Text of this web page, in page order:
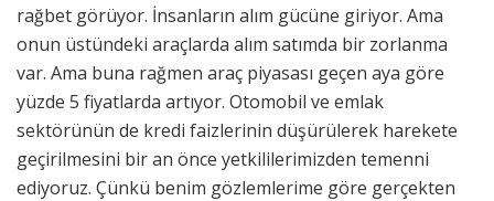
rağbet görüyor. İnsanların alım gücüne giriyor. Ama
onun üstündeki araçlarda alım satımda bir zorlanma
var. Ama buna rağmen araç piyasası geçen aya göre
yüzde 5 fiyatlarda artıyor. Otomobil ve emlak
sektörünün de kredi faizlerinin düşürülerek harekete
geçirilmesini bir an önce yetkililerimizden temenni
ediyoruz. Çünkü benim gözlemlerime göre gerçekten